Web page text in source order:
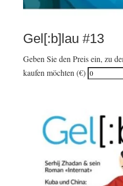
Gel[:b]lau #13
Geben Sie den Preis ein, zu
kaufen möchten (€)